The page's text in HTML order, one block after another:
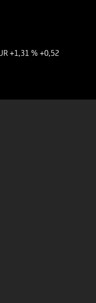
+1,31 % +0,52